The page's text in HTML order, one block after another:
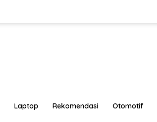
Laptop Rekomendasi Otomotif